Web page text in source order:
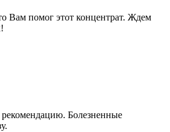
Вам помог этот концентрат. Ждем
Болезненные